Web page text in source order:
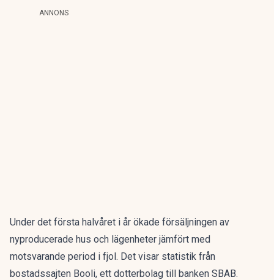
ANNONS
Under det första halvåret i år ökade försäljningen av
nyproducerade hus och lägenheter jämfört med
motsvarande period i fjol. Det visar statistik från
bostadssajten Booli, ett dotterbolag till banken SBAB.